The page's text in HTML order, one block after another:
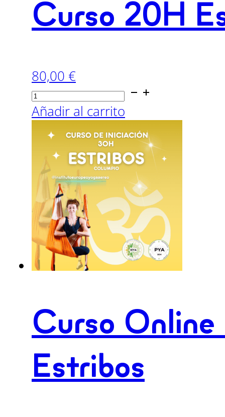
Curso 20H
80,00 €
Curso
20H
Especial
Vago
cantidad
Añadir al carrito
Curso
Estribos